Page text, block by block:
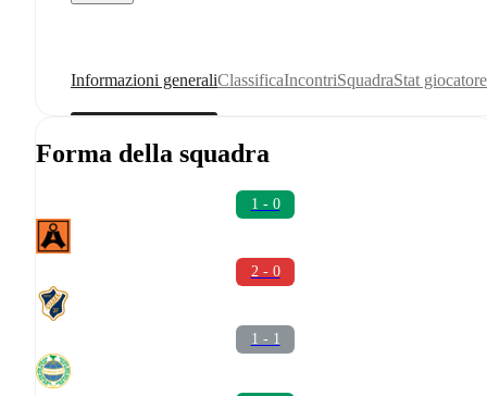
Informazioni generaliClassificaIncontriSquadraStat giocatore
Forma della squadra
1 - 0
2 - 0
1 - 1